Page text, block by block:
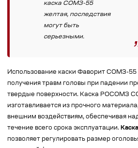
каска СОМЗ-55
желтая, последствия
могут быть
серьезными.
Использование каски Фаворит СОМЗ-55
получения травм головы при падении
твердые поверхности. Каска РОСОМЗ
изготавливается из прочного
внешним воздействиям, обеспечивая
течение всего срока эксплуатации.
позволяет регулировать размер